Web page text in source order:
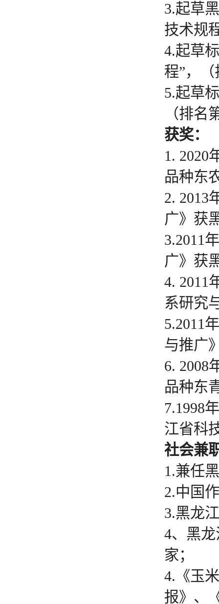
3.起草
技术规
4.起草
程”，
5.起草
（排名
获奖：
1. 2020
品种东
2. 2013
广》获
3.2011
广》获
4. 2011
系研究
5.2011
与推广
6. 2008
品种东
7.1998
江省科
社会兼
1.兼任
2.中国
3.黑龙
4、黑
家；
4.《玉
报》、